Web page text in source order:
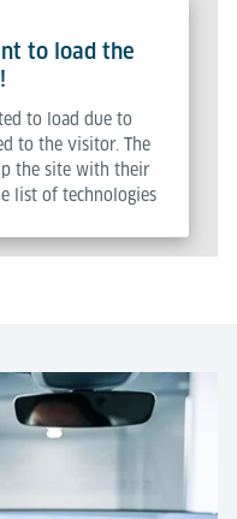
to load the
to load due to
to the visitor. The
the site with their
list of technologies